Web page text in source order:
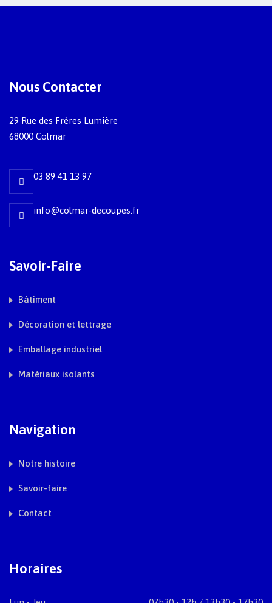
Nous Contacter
29 Rue des Frères Lumière
68000 Colmar
03 89 41 13 97
info@colmar-decoupes.fr
Savoir-Faire
Bâtiment
Décoration et lettrage
Emballage industriel
Matériaux isolants
Navigation
Notre histoire
Savoir-faire
Contact
Horaires